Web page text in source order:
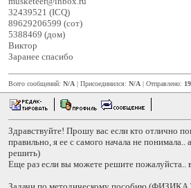
32439521 (ICQ)
89629206599 (сот)
5388469 (дом)
Виктор
Заранее спасибо
Всего сообщений: N/A | Присоединился: N/A | Отправлено:
Здравствуйте! Прошу вас если кто отлично
правильно, я ее с самого начала не
решить)
Еще раз если вы можете решите пожалуйста..